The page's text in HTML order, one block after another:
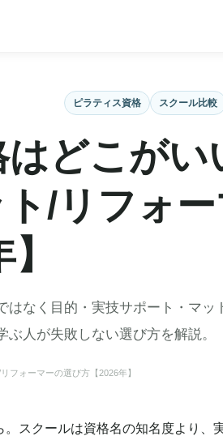
ピラティス資格 スクール比較
どこがい
/リフォ
はなく目的・実技サポート・マッ
人が失敗しない選び方を解説。
フォーマーの選び方【2026年】
スクールは資格名の知名度より、